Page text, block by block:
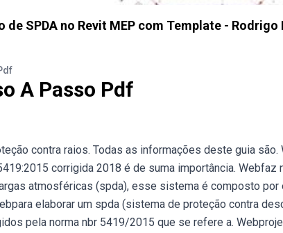
de SPDA no Revit MEP com Template - Rodrigo
A Passo Pdf
contra raios. Todas as informações deste guia
corrigida 2018 é de suma importância. Webfaz
atmosféricas (spda), esse sistema é composto
elaborar um spda (sistema de proteção contra
pela norma nbr 5419/2015 que se refere a.